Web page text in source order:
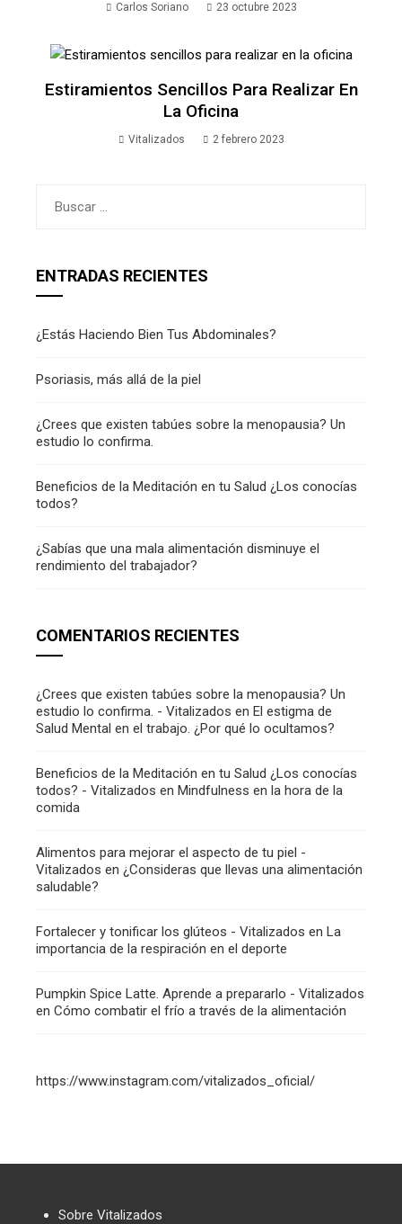
Carlos Soriano 23 octubre 2023
Estiramientos Sencillos Para Realizar En
La Oficina
Vitalizados 2 febrero 2023
ENTRADAS RECIENTES
¿Estás Haciendo Bien Tus Abdominales?
Psoriasis, más allá de la piel
¿Crees que existen tabúes sobre la menopausia? Un
estudio lo confirma.
Beneficios de la Meditación en tu Salud ¿Los conocías
todos?
¿Sabías que una mala alimentación disminuye el
rendimiento del trabajador?
COMENTARIOS RECIENTES
¿Crees que existen tabúes sobre la menopausia? Un
estudio lo confirma. - Vitalizados en El estigma de
Salud Mental en el trabajo. ¿Por qué lo ocultamos?
Beneficios de la Meditación en tu Salud ¿Los conocías
todos? - Vitalizados en Mindfulness en la hora de la
comida
Alimentos para mejorar el aspecto de tu piel -
Vitalizados en ¿Consideras que llevas una alimentación
saludable?
Fortalecer y tonificar los glúteos - Vitalizados en La
importancia de la respiración en el deporte
Pumpkin Spice Latte. Aprende a prepararlo - Vitalizados
en Cómo combatir el frío a través de la alimentación
https://www.instagram.com/vitalizados_oficial/
Sobre Vitalizados